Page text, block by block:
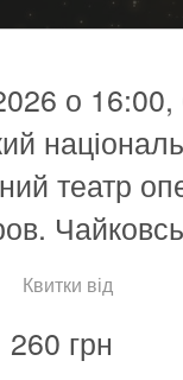
о
театр
Квитки від
260 грн